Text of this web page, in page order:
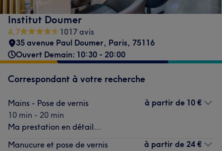
Institut Doumer
4,7
1017 avis
35 avenue Paul Doumer, Paris, 75116
Ouvert Demain: 10:30 - 20:00
Correspondant à votre recherche
Mains - Pose de vernis
10 min - 20 min
Ma prestation en détail...
à partir de 10 €
Manucure et pose de vernis
à partir de 24 €